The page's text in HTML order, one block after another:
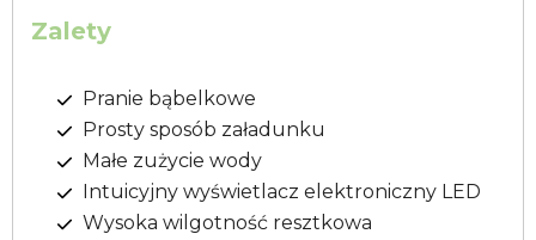
Zalety
Pranie bąbelkowe
Prosty sposób załadunku
Małe zużycie wody
Intuicyjny wyświetlacz elektroniczny LED
Wysoka wilgotność resztkowa